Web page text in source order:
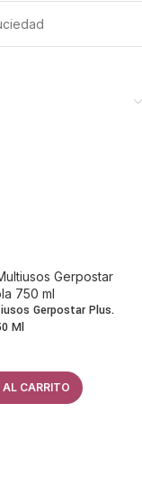
Gerpostar Plus.
Ml
CARRITO